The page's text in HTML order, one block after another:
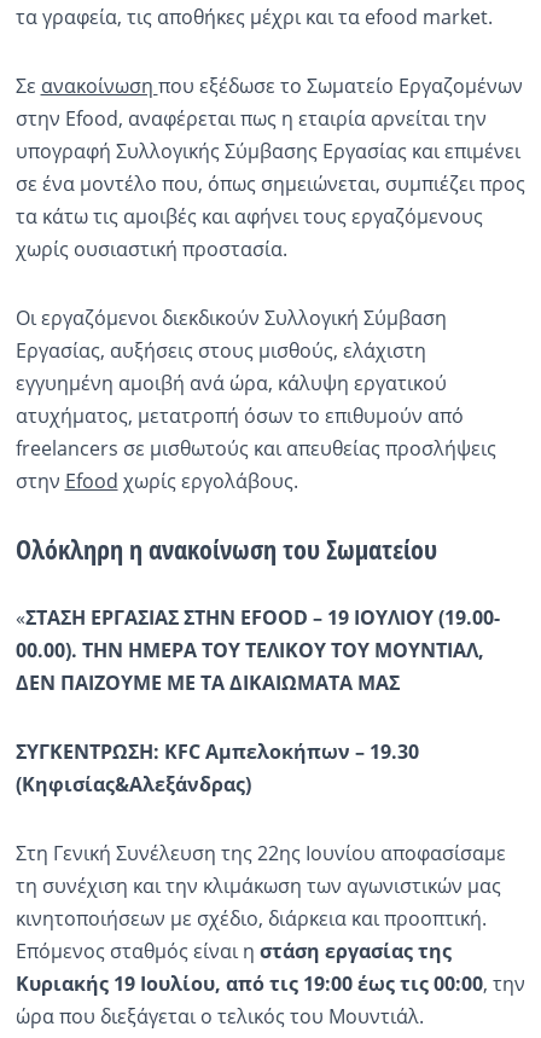
τα γραφεία, τις αποθήκες μέχρι και τα efood market.
Σε ανακοίνωση που εξέδωσε το Σωματείο Εργαζομένων
στην Efood, αναφέρεται πως η εταιρία αρνείται την
υπογραφή Συλλογικής Σύμβασης Εργασίας και επιμένει
σε ένα μοντέλο που, όπως σημειώνεται, συμπιέζει προς
τα κάτω τις αμοιβές και αφήνει τους εργαζόμενους
χωρίς ουσιαστική προστασία.
Οι εργαζόμενοι διεκδικούν Συλλογική Σύμβαση
Εργασίας, αυξήσεις στους μισθούς, ελάχιστη
εγγυημένη αμοιβή ανά ώρα, κάλυψη εργατικού
ατυχήματος, μετατροπή όσων το επιθυμούν από
freelancers σε μισθωτούς και απευθείας προσλήψεις
στην Efood χωρίς εργολάβους.
Ολόκληρη η ανακοίνωση του Σωματείου
«ΣΤΑΣΗ ΕΡΓΑΣΙΑΣ ΣΤΗΝ EFOOD – 19 ΙΟΥΛΙΟΥ (19.00-
00.00). ΤΗΝ ΗΜΕΡΑ ΤΟΥ ΤΕΛΙΚΟΥ ΤΟΥ ΜΟΥΝΤΙΑΛ,
ΔΕΝ ΠΑΙΖΟΥΜΕ ΜΕ ΤΑ ΔΙΚΑΙΩΜΑΤΑ ΜΑΣ
ΣΥΓΚΕΝΤΡΩΣΗ: KFCΑμπελοκήπων – 19.30
(Κηφισίας&Αλεξάνδρας)
Στη Γενική Συνέλευση της 22ης Ιουνίου αποφασίσαμε
τη συνέχιση και την κλιμάκωση των αγωνιστικών μας
κινητοποιήσεων με σχέδιο, διάρκεια και προοπτική.
Επόμενος σταθμός είναι η στάση εργασίας της
Κυριακής 19 Ιουλίου, από τις 19:00 έως τις 00:00, την
ώρα που διεξάγεται ο τελικός του Μουντιάλ.